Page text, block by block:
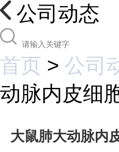
公司动态
首页 > 公司
动脉内皮细
大鼠肺大动脉内